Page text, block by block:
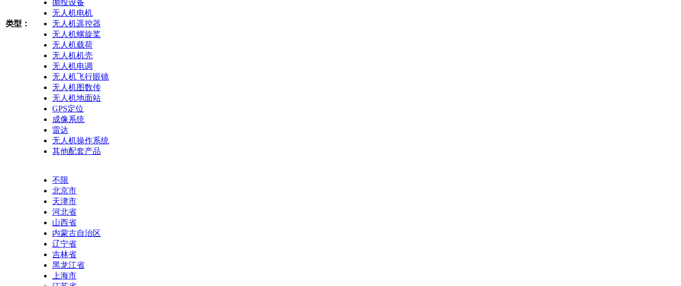
类型：
抛投设备
无人机电机
无人机遥控器
无人机螺旋桨
无人机载荷
无人机机壳
无人机电调
无人机飞行眼镜
无人机图数传
无人机地面站
GPS定位
成像系统
雷达
无人机操作系统
其他配套产品
不限
北京市
天津市
河北省
山西省
内蒙古自治区
辽宁省
吉林省
黑龙江省
上海市